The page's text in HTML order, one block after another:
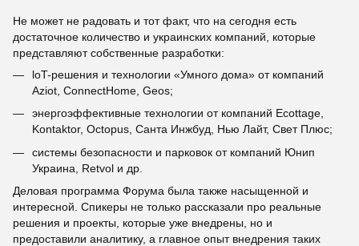
Не может не радовать и тот факт, что на сегодня есть
достаточное количество и украинских компаний, которые
представляют собственные разработки:
loT-решения и технологии «Умного дома» от компаний
Aziot, ConnectHome, Geos;
энергоэффективные технологии от компаний Ecottage,
Kontaktor, Octopus, Санта Инжбуд, Нью Лайт, Свет Плюс;
системы безопасности и парковок от компаний Юнип
Украина, Retvol и др.
Деловая программа Форума была также насыщенной и
интересной. Спикеры не только рассказали про реальные
решения и проекты, которые уже внедрены, но и
предоставили аналитику, а главное опыт внедрения таких